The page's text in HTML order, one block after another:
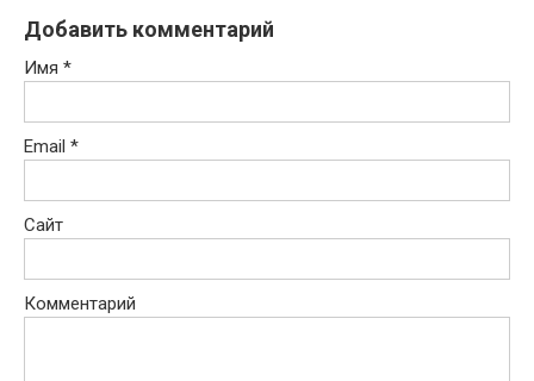
Добавить комментарий
Имя *
Email *
Сайт
Комментарий